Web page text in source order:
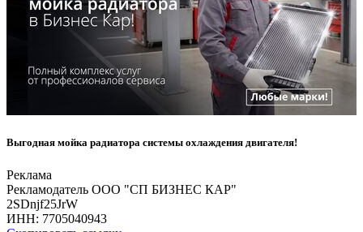
Выгодная мойка радиатора системы охлаждения двигателя!
Реклама
Рекламодатель ООО "СП БИЗНЕС КАР"
2SDnjf25JrW
ИНН: 7705040943